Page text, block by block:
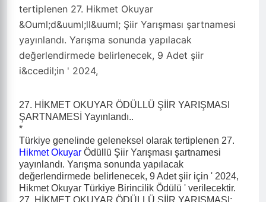
tertiplenen 27. Hikmet Okuyar
&Ouml;d&uuml;ll&uuml; Şiir Yarışması şartnamesi
yayınlandı. Yarışma sonunda yapılacak
değerlendirmede belirlenecek, 9 Adet şiir
i&ccedil;in ' 2024,
27. HİKMET OKUYAR ÖDÜLLÜ ŞİİR YARIŞMASI
ŞARTNAMESİ Yayınlandı..
*
Türkiye genelinde geleneksel olarak tertiplenen 27.
Hikmet Okuyar Ödüllü Şiir Yarışması şartnamesi
yayınlandı. Yarışma sonunda yapılacak
değerlendirmede belirlenecek, 9 Adet şiir için ' 2024,
Hikmet Okuyar Türkiye Birincilik Ödülü ' verilecektir.
27. HİKMET OKUYAR ÖDÜLLÜ ŞİİR YARIŞMASI;